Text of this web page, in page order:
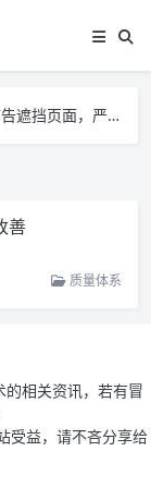
，由此带来的不便，特意致歉！
，由此带来的不便，特意致歉！
善
质量体系
相关资讯，若有冒
受益，请不吝分享给